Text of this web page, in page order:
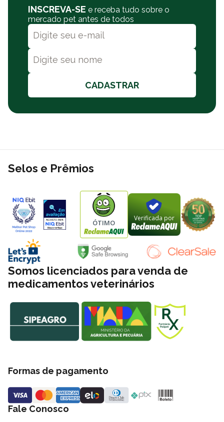
Por que comprar o Antialérgico Alergovet C na
Polipet?
Na Polipet oferecemos ótimos preços em diversos produtos em
nosso site, e você pode comprar através de boleto
bancário, cartão de crédito e pix. Além de frete grátis sobre
condições especiais para todo o Brasil. Além das opções de retire
na loja e entregas locais no mesmo dia da compra. Consulte a
nossa política de frete.
INSCREVA-SE e receba tudo sobre o
mercado pet antes de todos
CADASTRAR
Selos e Prêmios
ÓTIMO Verificada por
Somos licenciados para venda de
medicamentos veterinários
Formas de pagamento
Fale Conosco